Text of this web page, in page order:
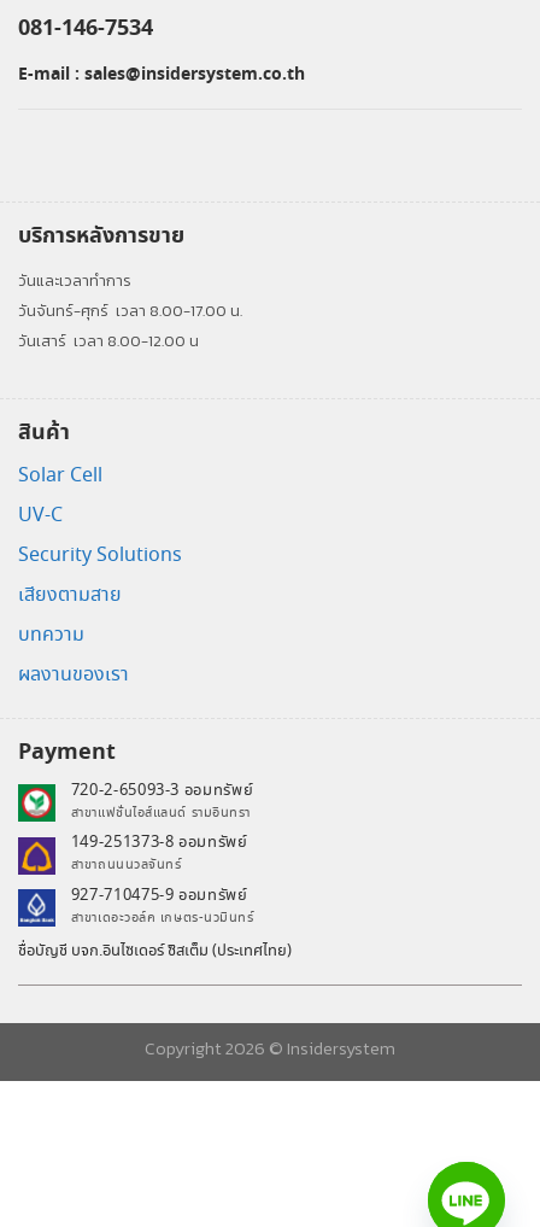
081-146-7534
E-mail : sales@insidersystem.co.th
บริการหลังการขาย
วันและเวลาทำการ
วันจันทร์-ศุกร์ เวลา 8.00-17.00 น.
วันเสาร์ เวลา 8.00-12.00 น
สินค้า
Solar Cell
UV-C
Security Solutions
เสียงตามสาย
บทความ
ผลงานของเรา
Payment
720-2-65093-3 ออมทรัพย์
สาขาแฟชั่นไอส์แลนด์ รามอินทรา
149-251373-8 ออมทรัพย์
สาขาถนนนวลจันทร์
927-710475-9 ออมทรัพย์
สาขาเดอะวอล์ค เกษตร-นวมินทร์
ชื่อบัญชี บจก.อินไซเดอร์ ซิสเต็ม (ประเทศไทย)
Copyright 2026 © Insidersystem